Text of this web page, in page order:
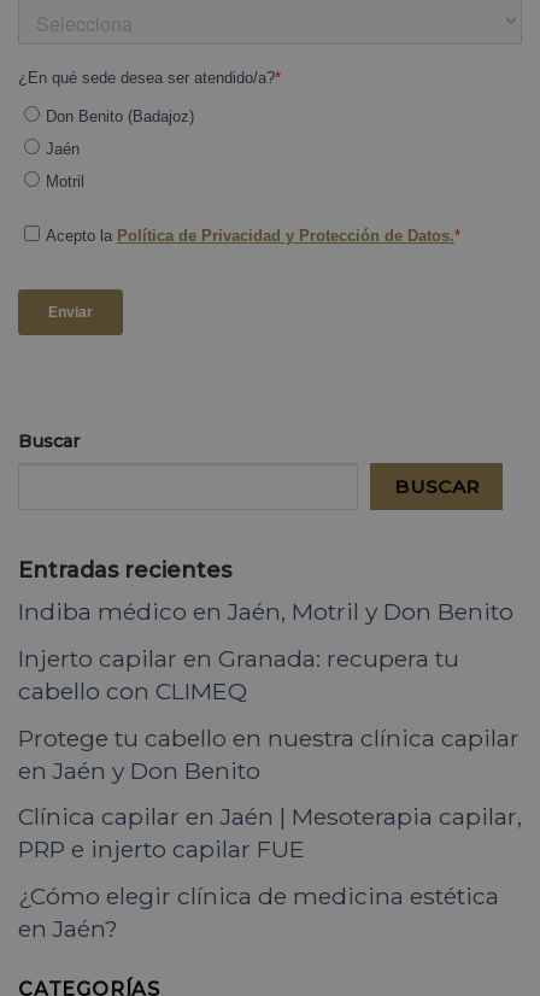
Buscar
BUSCAR
Entradas recientes
Indiba médico en Jaén, Motril y Don Benito
Injerto capilar en Granada: recupera tu
cabello con CLIMEQ
Protege tu cabello en nuestra clínica capilar
en Jaén y Don Benito
Clínica capilar en Jaén | Mesoterapia capilar,
PRP e injerto capilar FUE
¿Cómo elegir clínica de medicina estética
en Jaén?
CATEGORÍAS